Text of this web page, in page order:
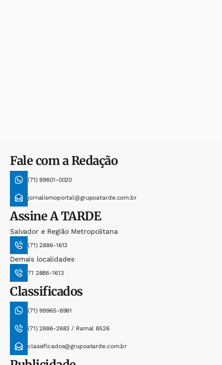
Fale com a Redação
(71) 99601-0020
jornalismoportal@grupoatarde.com.br
AssineA TARDE
Salvador e Região Metropolitana
(71) 2886-1613
Demais localidades
71 2886-1613
Classificados
(71) 99965-8961
(71) 2886-2683 / Ramal 8526
classificados@grupoatarde.com.br